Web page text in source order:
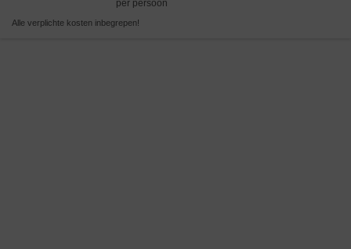
per persoon
Alle verplichte kosten inbegrepen!